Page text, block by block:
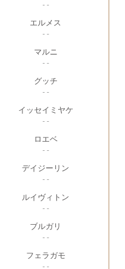
- -
エルメス
- -
マルニ
- -
グッチ
- -
イッセイミヤケ
- -
ロエベ
- -
デイジーリン
- -
ルイヴィトン
- -
ブルガリ
- -
フェラガモ
- -